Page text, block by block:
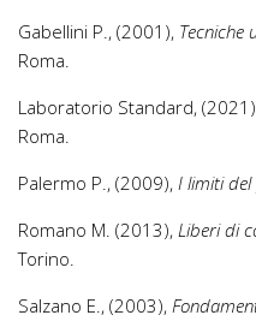
Gabellini P., (2001), Tecniche
Roma.
Laboratorio Standard,
Roma.
Palermo P., (2009), I limiti del
Romano M. (2013), Liberi di
Torino.
Salzano E., (2003),